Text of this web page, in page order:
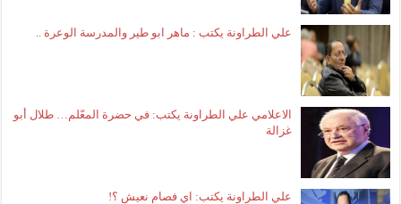
علي الطراونة يكتب : ماهر ابو طير والمدرسة الوعرة ..
الاعلامي علي الطراونة يكتب: في حضرة المعّلم… طلال أبو
غزالة
علي الطراونة يكتب: اي فصام نعيش ؟!